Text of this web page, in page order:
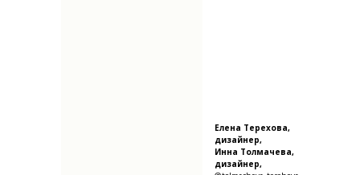
Елена Терехова,
дизайнер,
Инна Толмачева,
дизайнер,